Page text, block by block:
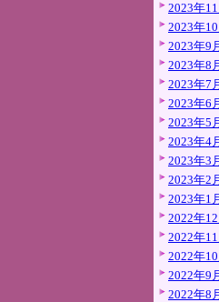
2023年
2023年
2023年9
2023年8
2023年7
2023年6
2023年5
2023年4
2023年3
2023年2
2023年1
2022年
2022年
2022年
2022年9
2022年8